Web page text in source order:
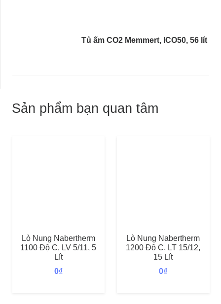
Tủ ấm CO2 Memmert, ICO50, 56 lít
Sản phẩm bạn quan tâm
Lò Nung Nabertherm
1100 Độ C, LV 5/11, 5
Lít
0₫
Lò Nung Nabertherm
1200 Độ C, LT 15/12,
15 Lít
0₫